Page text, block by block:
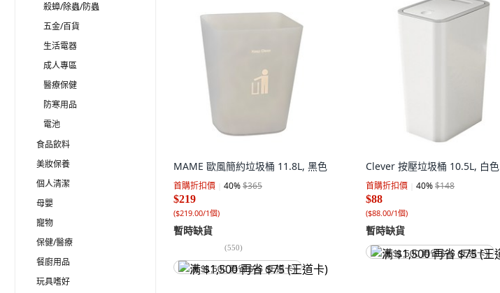
殺蟑/除蟲/防蟲
五金/百貨
生活電器
成人專區
醫療保健
防寒用品
電池
食品飲料
美妝保養
個人清潔
母嬰
寵物
保健/醫療
餐廚用品
玩具嗜好
MAME 歐風簡約垃圾桶 11.8L, 黑色
首購折扣價 40%$365
$219
($219.00/1個)
暫時缺貨
(550)
满 $1,500 再省 $75 (王道卡)
Clever 按壓垃圾桶 10.5L, 白色
首購折扣價 40%$148
$88
($88.00/1個)
暫時缺貨
满 $1,500 再省 $75 (王道卡)